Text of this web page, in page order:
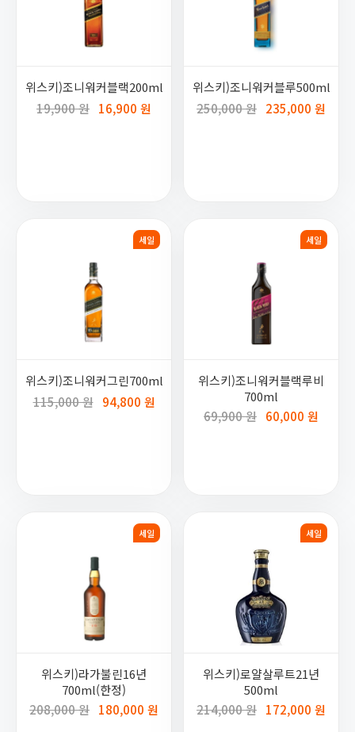
위스키)조니워커블랙200ml
19,900 원 16,900 원
위스키)조니워커블루500ml
250,000 원 235,000 원
세일
위스키)조니워커그린700ml
115,000 원 94,800 원
세일
위스키)조니워커블랙루비
700ml
69,900 원 60,000 원
세일
위스키)라가불린16년
700ml(한정)
208,000 원 180,000 원
세일
위스키)로얄살루트21년
500ml
214,000 원 172,000 원